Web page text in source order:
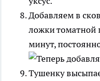
Добавляем в
ложки томатной
минут,
Тушенку